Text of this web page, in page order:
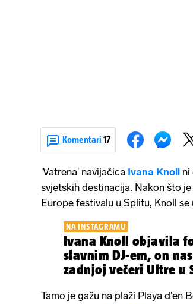
Komentari 17
'Vatrena' navijačica Ivana Knoll ni
svjetskih destinacija. Nakon što
Europe festivalu u Splitu, Knoll se
NA INSTAGRAMU
Ivana Knoll objavila
slavnim DJ-em, on
zadnjoj večeri Ultre u
Tamo je gažu na plaži Playa d'en